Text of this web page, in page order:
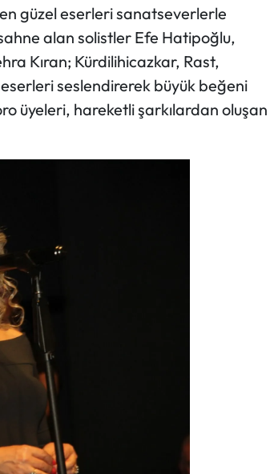
güzel eserleri sanatseverlerle
alan solistler Efe Hatipoğlu,
Kıran; Kürdilihicazkar, Rast,
seslendirerek büyük beğeni
üyeleri, hareketli şarkılardan oluşan